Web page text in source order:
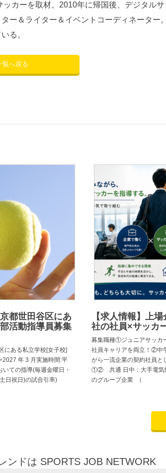
カーを取材。2010年に帰国後、デジタル
ー＆ライター＆イベントコーディネーター
る。
覧へ戻る
都世田谷区にあ
活動指導員募集
にある私立学校[女子校]
2027 年 3 月実施時間:平
ての指導(毎週金曜日・
日祝日)の試合引率)
【求人情報】上
社の社員×サッカ
募集職種①ジュニアサッカ
社員キャリアを両立！②中
がら一流企業の契約社員と
①② 共通 日中：大手電気
のグループ企業 （
ンドは SPORTS JOB NETWORK